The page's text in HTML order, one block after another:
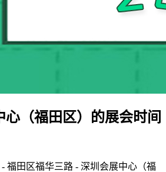
心（福田区）的展会时间
福田区福华三路 - 深圳会展中心（福